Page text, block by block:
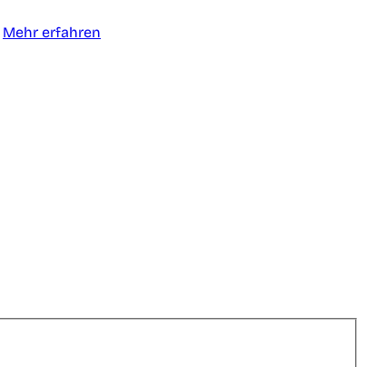
Mehr erfahren